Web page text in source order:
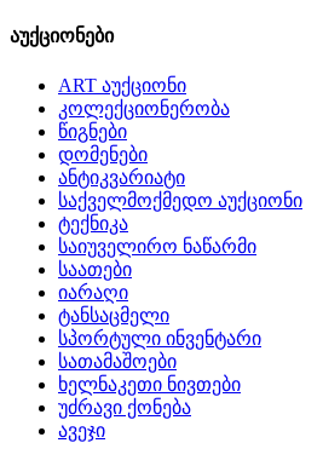
აუქციონები
ART აუქციონი
კოლექციონერობა
წიგნები
დომენები
ანტიკვარიატი
საქველმოქმედო აუქციონი
ტექნიკა
საიუველირო ნაწარმი
საათები
იარაღი
ტანსაცმელი
სპორტული ინვენტარი
სათამაშოები
ხელნაკეთი ნივთები
უძრავი ქონება
ავეჯი